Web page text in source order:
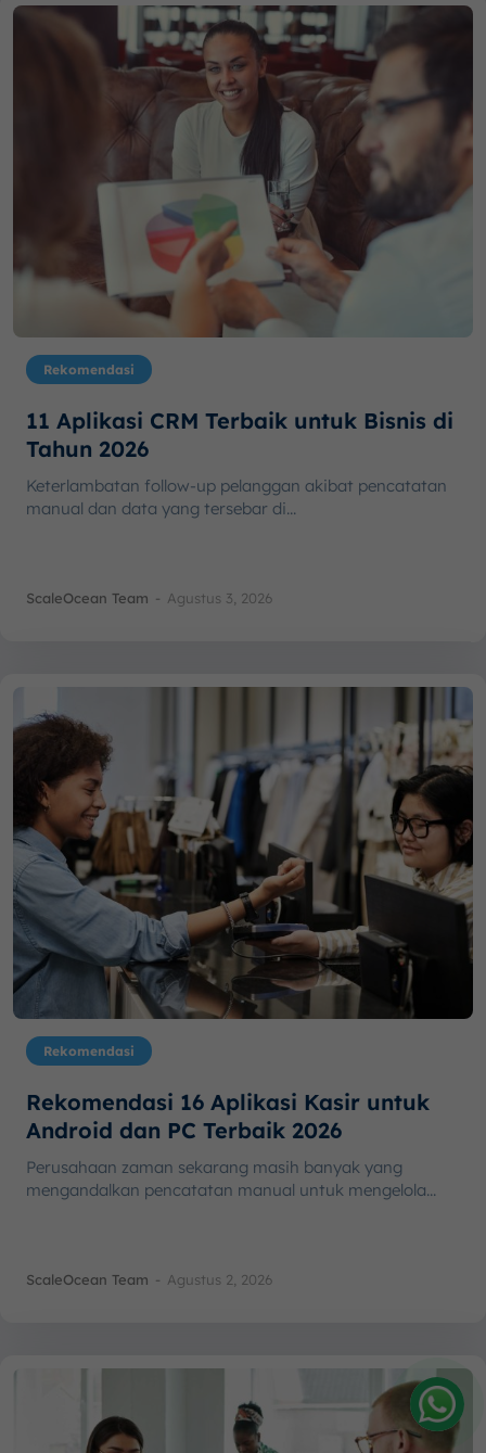
Rekomendasi
11 Aplikasi CRM Terbaik untuk Bisnis di
Tahun 2026
Keterlambatan follow-up pelanggan akibat pencatatan
manual dan data yang tersebar di...
ScaleOcean Team - Agustus 3, 2026
Rekomendasi
Rekomendasi 16 Aplikasi Kasir untuk
Android dan PC Terbaik 2026
Perusahaan zaman sekarang masih banyak yang
mengandalkan pencatatan manual untuk mengelola...
ScaleOcean Team - Agustus 2, 2026
Amelia